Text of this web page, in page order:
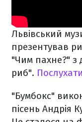
Львівський
презентував
"Чим пахне?" з
риб".
"Бумбокс"
пісень Андрія